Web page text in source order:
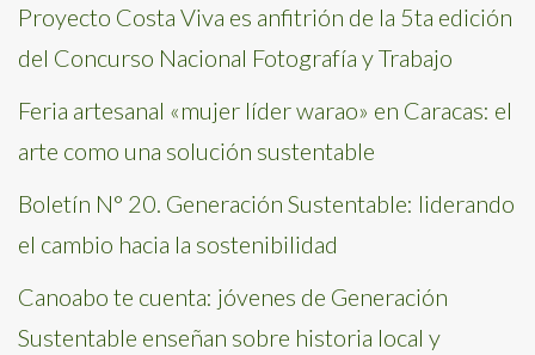
Proyecto Costa Viva es anfitrión de la 5ta edición
del Concurso Nacional Fotografía y Trabajo
Feria artesanal «mujer líder warao» en Caracas: el
arte como una solución sustentable
Boletín N° 20. Generación Sustentable: liderando
el cambio hacia la sostenibilidad
Canoabo te cuenta: jóvenes de Generación
Sustentable enseñan sobre historia local y